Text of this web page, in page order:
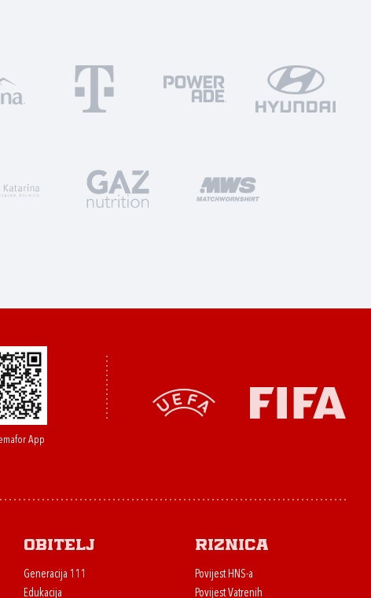
App
Obitelj
Generacija 111
Edukacija
Riznica
Povijest HNS-a
Povijest Vatrenih